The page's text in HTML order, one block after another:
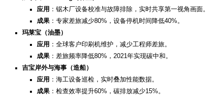
应用 ：锯木厂设备校准与故障排除，实时共享第一视角画面。
成果 ：专家差旅减少80%，设备停机时间降低40%。
玛莱宝（油墨）​
应用 ：全球客户印刷机维护，减少工程师差旅。
成果 ：差旅频率降低80%，2021年实现碳中和。
吉宝岸外与海事（造船）​
应用 ：海工设备巡检，实时叠加性能数据。
成果 ：检查效率提升60%，碳排放减少15%。